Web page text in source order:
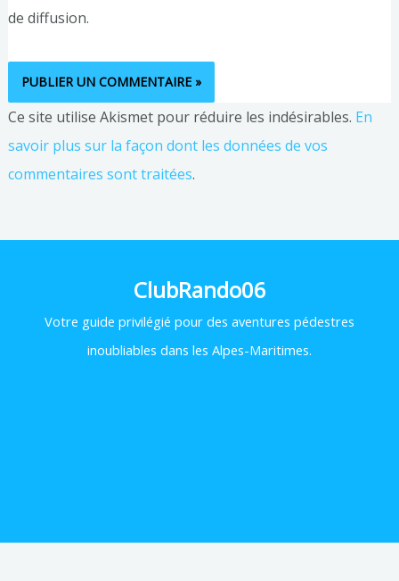
de diffusion.
Ce site utilise Akismet pour réduire les indésirables. En
savoir plus sur la façon dont les données de vos
commentaires sont traitées.
ClubRando06
Votre guide privilégié pour des aventures pédestres
inoubliables dans les Alpes-Maritimes.